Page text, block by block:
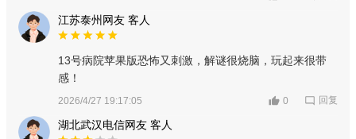
江苏泰州网友 客人
13号病院苹果版恐怖又刺激，解谜很烧脑，玩起来很带
感！
2026/4/27 19:17:05 0 回复
湖北武汉电信网友 客人